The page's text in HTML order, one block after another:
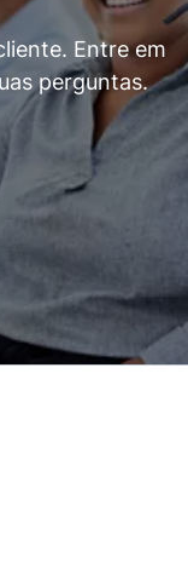
Entre em
perguntas.